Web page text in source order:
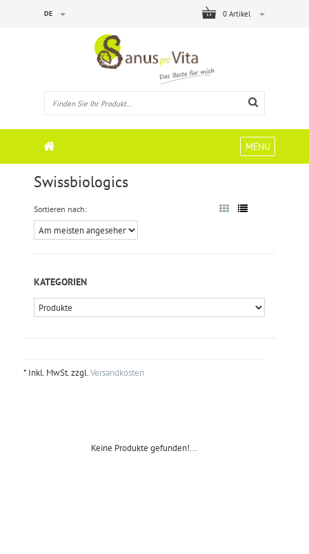
0 Artikel
DE
MENU
Swissbiologics
Sortieren nach:
KATEGORIEN
* Inkl. MwSt. zzgl.Versandkosten
Keine Produkte gefunden!...